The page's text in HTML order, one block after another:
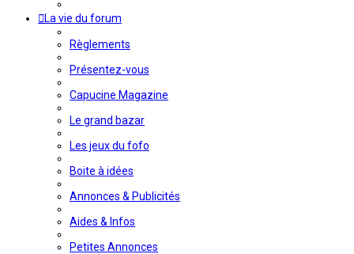
La vie du forum
Règlements
Présentez-vous
Capucine Magazine
Le grand bazar
Les jeux du fofo
Boite à idées
Annonces & Publicités
Aides & Infos
Petites Annonces